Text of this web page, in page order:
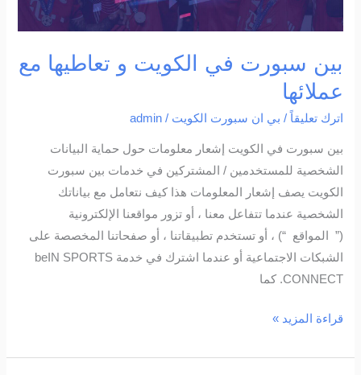
بين سبورت في الكويت و تعاطيها مع
عملائها
اترك تعليقاً / بي ان سبورت الكويت /
admin
بين سبورت في الكويت إشعار معلومات حول حماية البيانات
الشخصية للمستخدمين / المشتركين في خدمات بين سبورت
الكويت يصف إشعار المعلومات هذا كيف نتعامل مع بياناتك
الشخصية عندما تتفاعل معنا ، أو تزور مواقعنا الإلكترونية
(” المواقع “) ، أو تستخدم تطبيقاتنا ، أو صفحاتنا المخصصة على
الشبكات الاجتماعية أو عندما اشترك في خدمة beIN SPORTS
CONNECT. كما
قراءة المزيد »